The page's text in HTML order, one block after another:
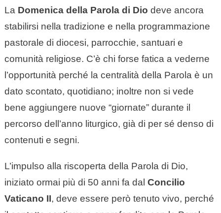
La Domenica della Parola di Dio deve ancora
stabilirsi nella tradizione e nella programmazione
pastorale di diocesi, parrocchie, santuari e
comunità religiose. C’è chi forse fatica a vederne
l’opportunità perché la centralità della Parola è un
dato scontato, quotidiano; inoltre non si vede
bene aggiungere nuove “giornate” durante il
percorso dell’anno liturgico, già di per sé denso di
contenuti e segni.
L’impulso alla riscoperta della Parola di Dio,
iniziato ormai più di 50 anni fa dal Concilio
Vaticano II, deve essere però tenuto vivo, perché